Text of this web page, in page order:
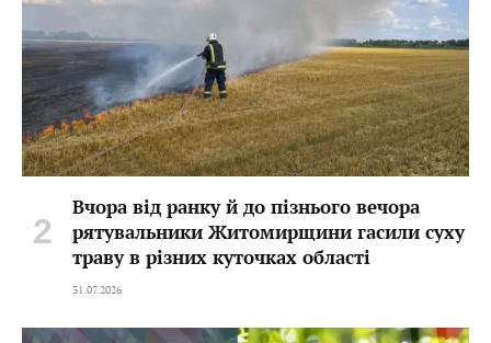
Вчора від ранку й до пізнього вечора
рятувальники Житомирщини гасили суху
траву в різних куточках області
31.07.2026